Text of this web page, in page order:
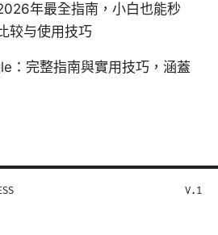
年最全指南，小白也能秒
较与使用技巧
：完整指南與實用技巧，涵蓋
V.1